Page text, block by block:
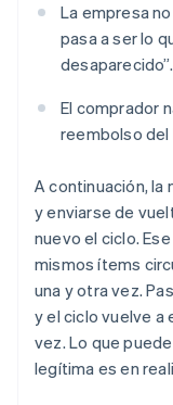
La empresa
pasa a ser lo
desaparecido”.
El comprador
reembolso del
A continuación, la
y enviarse de
nuevo el ciclo.
mismos ítems
una y otra vez.
y el ciclo vuelve a
vez. Lo que
legítima es en